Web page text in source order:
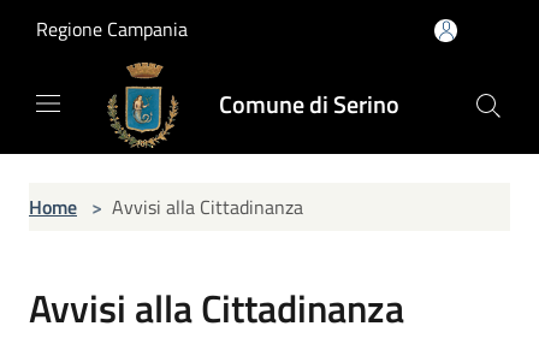
Regione Campania
Comune di Serino
Home > Avvisi alla Cittadinanza
Avvisi alla Cittadinanza